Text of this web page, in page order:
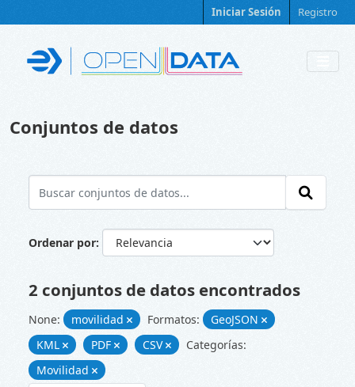
Iniciar Sesión Registro
Conjuntos de datos
Ordenar por
2 conjuntos de datos encontrados
None: movilidad Formatos:
GeoJSON
KML
PDF CSV
Categorías:
Movilidad